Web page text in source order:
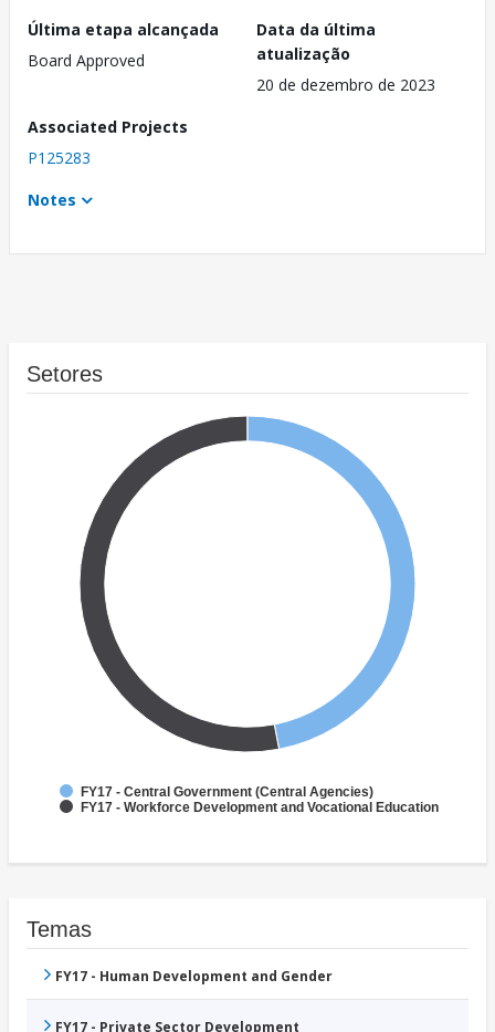
Última etapa alcançada
Board Approved
Data da última
atualização
20 de dezembro de 2023
Associated Projects
P125283
Notes
Setores
FY17 - Central Government (Central Agencies)
FY17 - Workforce Development and Vocational Education
Temas
FY17 - Human Development and Gender
FY17 - Private Sector Development